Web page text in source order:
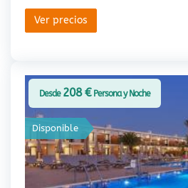
Ver precios
Disponible
Desde 208 €Persona y Noche